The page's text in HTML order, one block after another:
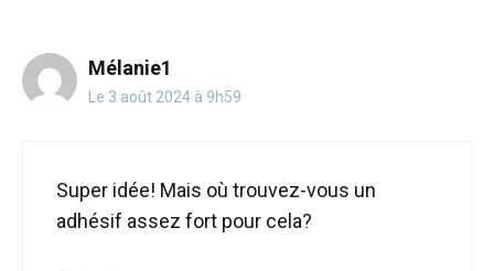
Mélanie1
Le 3 août 2024 à 9h59
Super idée! Mais où trouvez-vous un
adhésif assez fort pour cela?